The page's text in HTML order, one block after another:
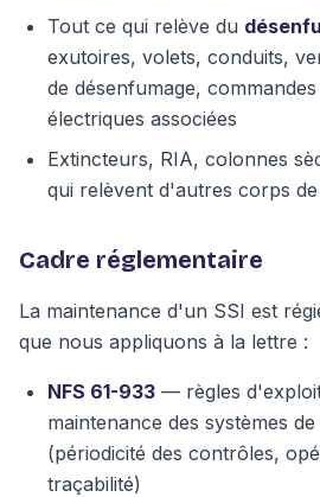
Tout ce qui relève du
exutoires, volets, conduits,
de désenfumage,
électriques associées
Extincteurs, RIA, colonnes
qui relèvent d'autres corps
Cadre réglementaire
La maintenance d'un SSI est
que nous appliquons à la lettre :
NFS 61-933 — règles
maintenance des systèmes
(périodicité des contrôles,
traçabilité)